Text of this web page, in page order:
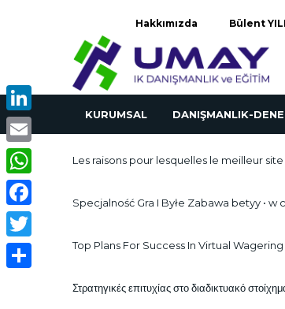
Hakkımızda Bülent
KURUMSAL DANIŞMANLIK-
Les raisons pour lesquelles le meilleur
Specjalność Gra I Byłe Zabawa betyy • w
Top Plans For Success In Virtual
Στρατηγικές επιτυχίας στο διαδικτυακό
LinkedIn
Email
WhatsApp
Facebook
Twitter